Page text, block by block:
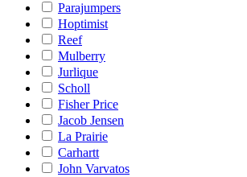
Parajumpers
Hoptimist
Reef
Mulberry
Jurlique
Scholl
Fisher Price
Jacob Jensen
La Prairie
Carhartt
John Varvatos